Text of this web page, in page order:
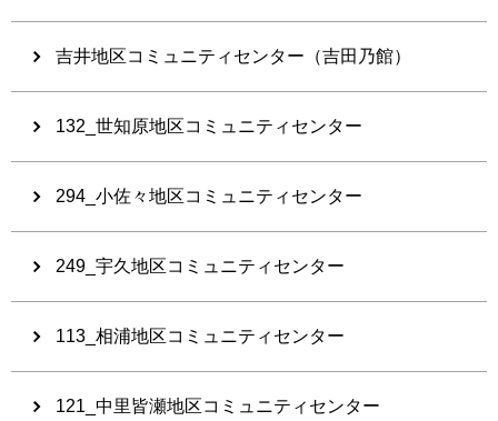
吉井地区コミュニティセンター（吉田乃館）
132_世知原地区コミュニティセンター
294_小佐々地区コミュニティセンター
249_宇久地区コミュニティセンター
113_相浦地区コミュニティセンター
121_中里皆瀬地区コミュニティセンター